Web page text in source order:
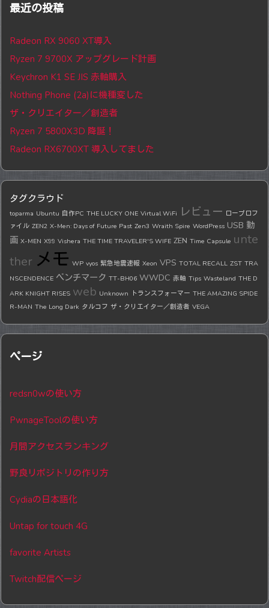
最近の投稿
Radeon RX 9060 XT導入
Ryzen 7 9700X アップグレード計画
Keychron K1 SE JIS 赤軸購入
Nothing Phone (2a)に機種変した
ザ・クリエイター／創造者
Ryzen 7 5800X3D 降誕！
Radeon RX6700XT 導入してました
タグクラウド
toparma Ubuntu 自作PC THE LUCKY ONE Virtual WiFi レビュー ロープロフ
ァイル ZEN2 X-Men: Days of Future Past Zen3 Wraith Spire WordPress USB 動
画 X-MEN X99 Vishera THE TIME TRAVELER'S WIFE ZEN Time Capsule unte
ther メモ WP vyos 緊急地震速報 Xeon VPS TOTAL RECALL ZST TRA
NSCENDENCE ベンチマーク TT-BH06 WWDC 赤軸 Tips Wasteland THE D
ARK KNIGHT RISES web Unknown トランスフォーマー THE AMAZING SPIDE
R-MAN The Long Dark タルコフ ザ・クリエイター／創造者 VEGA
ページ
redsn0wの使い方
PwnageToolの使い方
月間アクセスランキング
野良リポジトリの作り方
Cydiaの日本語化
Untap for touch 4G
favorite Artists
Twitch配信ページ